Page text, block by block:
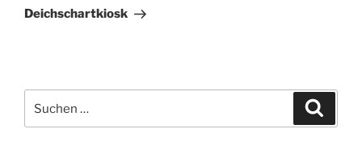
Beitrag
Deichschartkiosk
nach: